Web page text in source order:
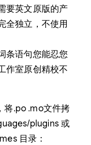
要英文原版的产
全独立，不使用
条语句您能忍您
作室原创精校不
将.po .mo文件拷
plugins 或
目录：